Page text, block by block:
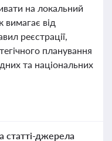
на локальний
вимагає від
реєстрації,
планування
та національних
статті-джерела